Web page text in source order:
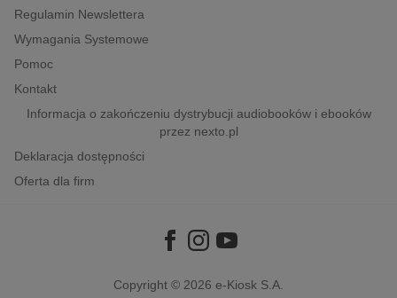
popularno-naukowe
historia
Regulamin Newslettera
Wymagania Systemowe
Pomoc
Kontakt
Informacja o zakończeniu dystrybucji audiobooków i ebooków
przez nexto.pl
Deklaracja dostępności
Oferta dla firm
Copyright © 2026 e-Kiosk S.A.